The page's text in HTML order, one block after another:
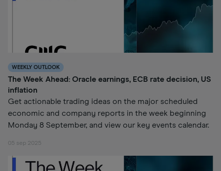
WEEKLY OUTLOOK
The Week Ahead: Oracle earnings, ECB rate decision, US
inflation
Get actionable trading ideas on the major scheduled
economic and company reports in the week beginning
Monday 8 September, and view our key events calendar.
05 sep 2025